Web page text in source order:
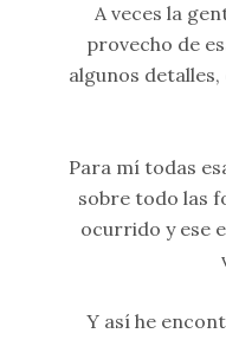
A veces la
provecho de
algunos
Para mí todas
sobre todo las
ocurrido y ese
Y así he